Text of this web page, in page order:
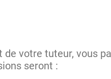
de votre tuteur, vous
seront :